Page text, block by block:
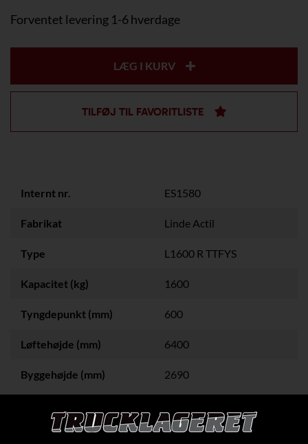
Forventet levering 1-6 hverdage
LÆG I KURV
TILFØJ TIL FAVORITLISTE
Internt nr. ES1580
Fabrikat Linde Actil
Type L1600 R TTFYS
Kapacitet (kg) 1600
Tyngdepunkt (mm) 600
Løftehøjde (mm) 6400
Byggehøjde (mm) 2690